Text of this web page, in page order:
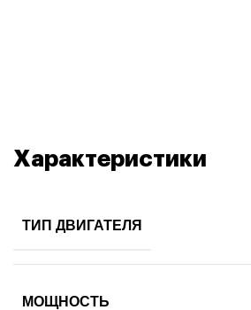
Характеристики
ТИП ДВИГАТЕЛЯ
МОЩНОСТЬ